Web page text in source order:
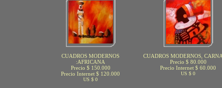
CUADROS MODERNOS
:AFRICANA
Precio $ 150.000
Precio Internet $ 120.000
US $ 0
CUADROS MODERNOS,
Precio $ 80.000
Precio Internet $ 60.000
US $ 0